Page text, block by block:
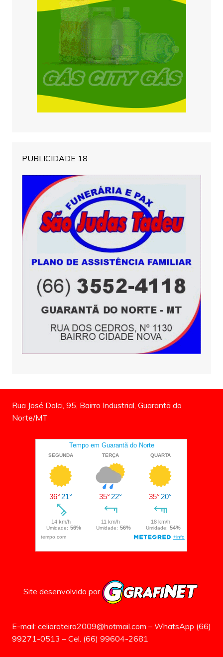
PUBLICIDADE 18
Rua José Dolci, 95, Bairro Industrial, Guarantã do
Norte/MT
Site desenvolvido por
E-mail: celioroteiro2009@hotmail.com – WhatsApp (66)
99271-0513 – Cel. (66) 99604-2681